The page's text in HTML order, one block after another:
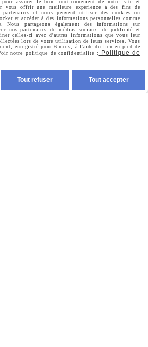
assurer le bon fonctionnement de notre site et
vous offrir une meilleure expérience à des fins de
et nous peuvent utiliser des cookies ou
et accéder à des informations personnelles comme
partageons également des informations sur
nos partenaires de médias sociaux, de publicité et
celles-ci avec d'autres informations que vous leur
lors de votre utilisation de leurs services. Vous
enregistré pour 6 mois, à l'aide du lien en pied de
notre politique de confidentialité :
Politique de
Tout refuser Tout accepter